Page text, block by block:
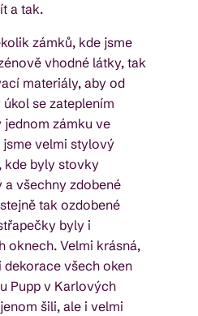
a tak.
zámků, kde jsme
vhodné látky, tak
materiály, aby od
se zateplením
jednom zámku ve
jsme velmi stylový
kde byly stovky
všechny zdobené
tak ozdobené
byly i
oknech. Velmi krásná,
všech oken
Pupp v Karlových
šili, ale i velmi